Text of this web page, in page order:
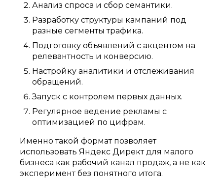
Анализ спроса и сбор семантики.
Разработку структуры кампаний под
разные сегменты трафика.
Подготовку объявлений с акцентом на
релевантность и конверсию.
Настройку аналитики и отслеживания
обращений.
Запуск с контролем первых данных.
Регулярное ведение рекламы с
оптимизацией по цифрам.
Именно такой формат позволяет
использовать Яндекс Директ для малого
бизнеса как рабочий канал продаж, а не как
эксперимент без понятного итога.